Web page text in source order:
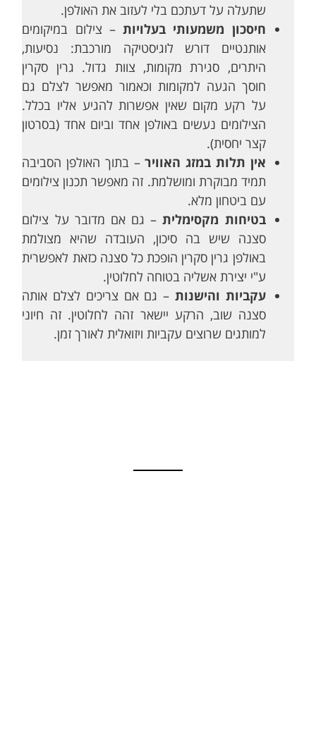
שתעלה על דעתכם בלי לעזוב את האולפן.
חיסכון משמעותי בעלויות– צילום במיקומים
אותנטיים דורש לוגיסטיקה מורכבת: נסיעות,
היתרים, סגירת מקומות, צוות גדול. גרין סקרין
חוסך הגעה למקומות וכאמור מאפשר לצלם גם
על רקע מקום שאין אפשרות להגיע אליו בכלל.
הצילומים נעשים באולפן אחד וביום אחד (בסרטון
קצר יחסית).
אין תלות במזג האוויר– בתוך האולפן הסביבה
תמיד מבוקרת ומושלמת. זה מאפשר תכנון צילומים
עם ביטחון מלא.
בטיחות מקסימלית– גם אם מדובר על צילום
סצנה שיש בה סיכון, העובדה שהיא מצולמת
באולפן גרין סקרין הופכת כל סצנה כזאת לאפשרית
ע"י יצירת אשליה בטוחה לחלוטין.
עקביות והישנות – גם אם צריכים לצלם אותה
סצנה שוב, הרקע יישאר זהה לחלוטין. זה חיוני
למותגים שרוצים עקביות ויזואלית לאורך זמן.